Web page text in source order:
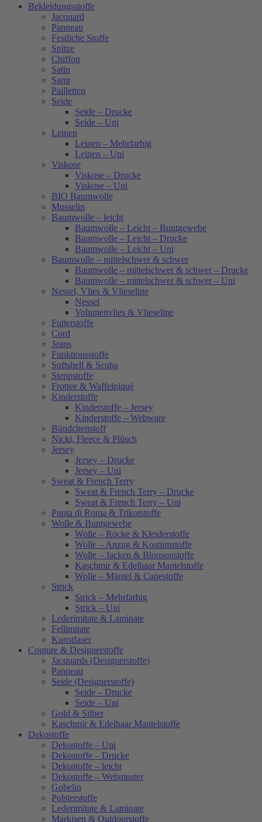
Bekleidungsstoffe
Jacquard
Panneau
Festliche Stoffe
Spitze
Chiffon
Satin
Samt
Pailletten
Seide
Seide – Drucke
Seide – Uni
Leinen
Leinen – Mehrfarbig
Leinen – Uni
Viskose
Viskose – Drucke
Viskose – Uni
BIO Baumwolle
Musselin
Baumwolle – leicht
Baumwolle – Leicht – Buntgewebe
Baumwolle – Leicht – Drucke
Baumwolle – Leicht – Uni
Baumwolle – mittelschwer & schwer
Baumwolle – mittelschwer & schwer – Drucke
Baumwolle – mittelschwer & schwer – Uni
Nessel, Vlies & Vlieseline
Nessel
Volumenvlies & Vlieseline
Futterstoffe
Cord
Jeans
Funktionsstoffe
Softshell & Scuba
Steppstoffe
Frottee & Waffelpiqué
Kinderstoffe
Kinderstoffe – Jersey
Kinderstoffe – Webware
Bündchenstoff
Nicki, Fleece & Plüsch
Jersey
Jersey – Drucke
Jersey – Uni
Sweat & French Terry
Sweat & French Terry – Drucke
Sweat & French Terry – Uni
Punta di Roma & Trikotstoffe
Wolle & Buntgewebe
Wolle – Röcke & Kleiderstoffe
Wolle – Anzug & Kostümstoffe
Wolle – Jacken & Blousonstoffe
Kaschmir & Edelhaar Mantelstoffe
Wolle – Mäntel & Capestoffe
Strick
Strick – Mehrfarbig
Strick – Uni
Lederimitate & Laminate
Fellimitate
Kunstfaser
Couture & Designerstoffe
Jacquards (Designerstoffe)
Panneau
Seide (Designerstoffe)
Seide – Drucke
Seide – Uni
Gold & Silber
Kaschmir & Edelhaar Mantelstoffe
Dekostoffe
Dekostoffe – Uni
Dekostoffe – Drucke
Dekostoffe – leicht
Dekostoffe – Webmuster
Gobelin
Polsterstoffe
Lederimitate & Laminate
Markisen & Outdoorstoffe